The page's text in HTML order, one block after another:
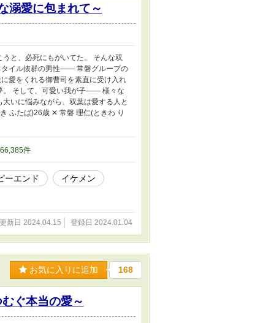
溺愛に包まれて～
と、必死にもがいてた。 そんな双
タイル抜群の男性―― 常磐グループの
愛をくれる御曹司を素直に受け入れ
。 そして、可愛い我が子―― 様々な
いに悩みながら、双葉は愛する人と
ふたば)26歳 ‪✕‬ 常磐 理仁(ときわ り
件
ーエンド
イケメン
新日 2024.04.15 登録日 2024.01.04
お気に入りに追加 168
ぐ本当の愛～